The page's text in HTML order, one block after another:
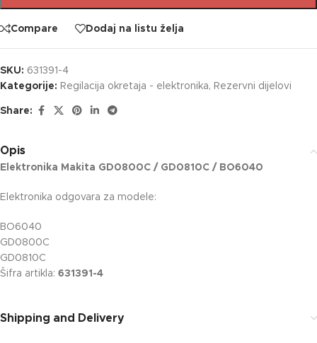
Compare Dodaj na listu želja
SKU: 631391-4
Kategorije: Regilacija okretaja - elektronika, Rezervni dijelovi
Share:
Opis
Elektronika Makita GD0800C / GD0810C / BO6040
Elektronika odgovara za modele:
BO6040
GD0800C
GD0810C
Šifra artikla: 631391-4
Shipping and Delivery